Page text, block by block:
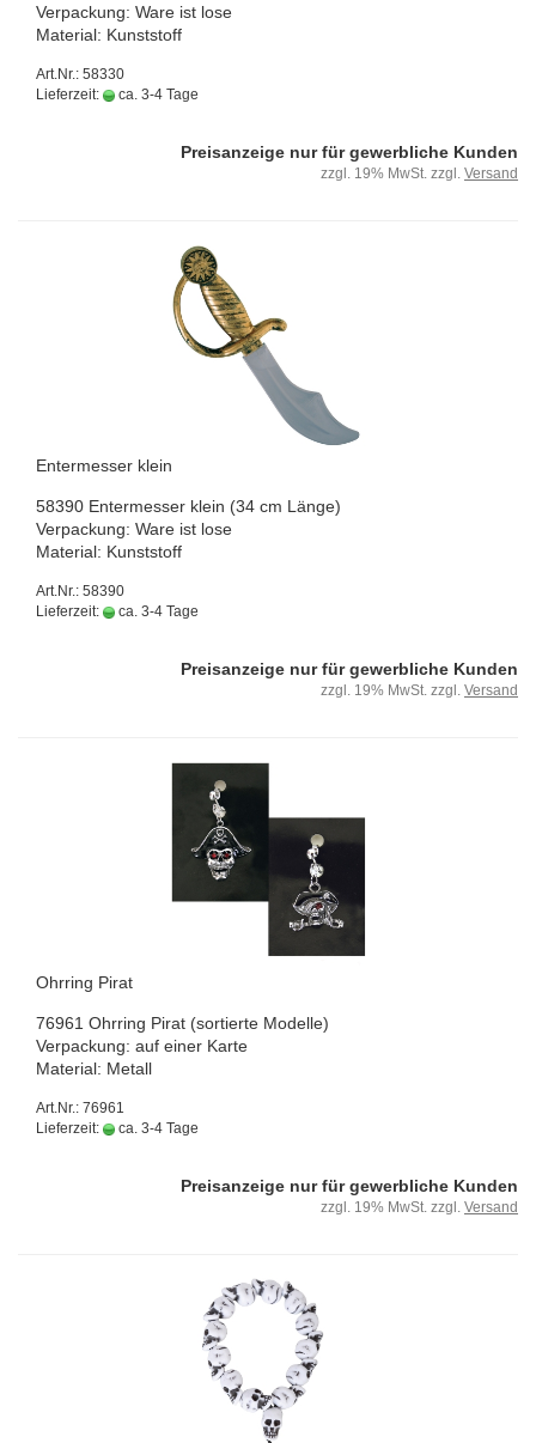
Ver­pa­ckung: Ware ist lose
Ma­te­ri­al: Kunst­stoff
Art.Nr.: 58330
Lieferzeit:
ca. 3-4 Tage
Preisanzeige nur für gewerbliche Kunden
zzgl. 19% MwSt. zzgl. Versand
En­ter­mes­ser klein
58390 En­ter­mes­ser klein (34 cm Länge)
Ver­pa­ckung: Ware ist lose
Ma­te­ri­al: Kunst­stoff
Art.Nr.: 58390
Lieferzeit:
ca. 3-4 Tage
Preisanzeige nur für gewerbliche Kunden
zzgl. 19% MwSt. zzgl. Versand
Ohr­ring Pirat
76961 Ohr­ring Pirat (sor­tier­te Mo­del­le)
Ver­pa­ckung: auf einer Karte
Ma­te­ri­al: Me­tall
Art.Nr.: 76961
Lieferzeit:
ca. 3-4 Tage
Preisanzeige nur für gewerbliche Kunden
zzgl. 19% MwSt. zzgl. Versand